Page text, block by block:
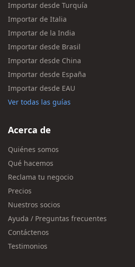
Importar desde Turquía
Importar de Italia
Importar de la India
Importar desde Brasil
Importar desde China
Importar desde España
Importar desde EAU
Ver todas las guías
Acerca de
Quiénes somos
Qué hacemos
Reclama tu negocio
Precios
Nuestros socios
Ayuda / Preguntas frecuentes
Contáctenos
Testimonios